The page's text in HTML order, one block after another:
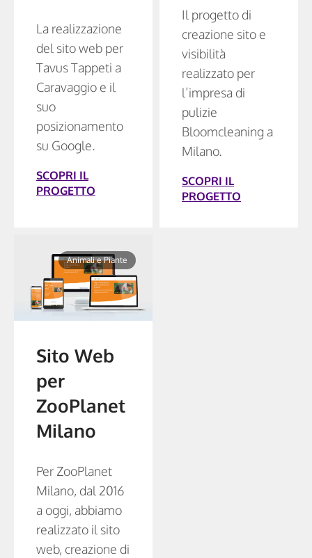
La realizzazione
del sito web per
Tavus Tappeti a
Caravaggio e il
suo
posizionamento
su Google.
SCOPRI IL
PROGETTO
Il progetto di
creazione sito e
visibilità
realizzato per
l’impresa di
pulizie
Bloomcleaning a
Milano.
SCOPRI IL
PROGETTO
Animali e Piante
Sito Web
per
ZooPlanet
Milano
Per ZooPlanet
Milano, dal 2016
a oggi, abbiamo
realizzato il sito
web, creazione di